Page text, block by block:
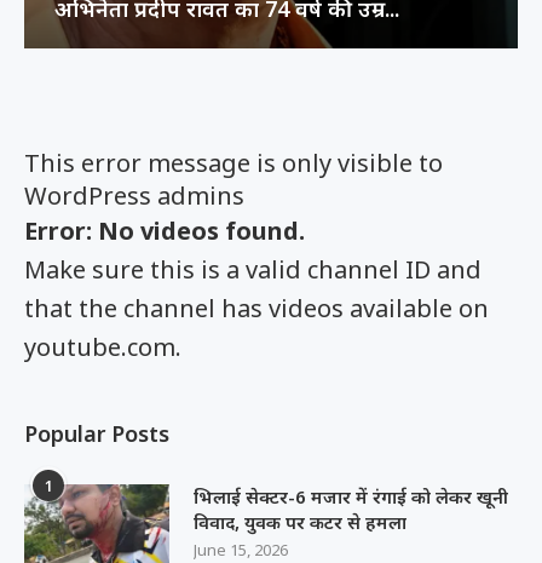
This error message is only visible to
WordPress admins
Error: No videos found.
Make sure this is a valid channel ID and
that the channel has videos available on
youtube.com.
Popular Posts
1
भिलाई सेक्टर-6 मजार में रंगाई को लेकर खूनी
विवाद, युवक पर कटर से हमला
June 15, 2026
अभिनेता प्रदीप रावत का 74 वर्ष की उम्र...